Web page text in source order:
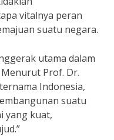
vitalnya peran
suatu negara.
utama dalam
Prof. Dr.
Indonesia,
suatu
yang kuat,